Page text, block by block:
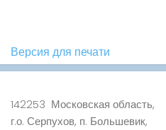
Версия для печати
142253 Московская область,
г.о. Серпухов, п. Большевик,